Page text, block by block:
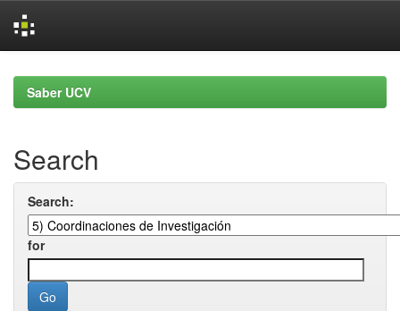
navigationSaber UCV
Search
Search:
for